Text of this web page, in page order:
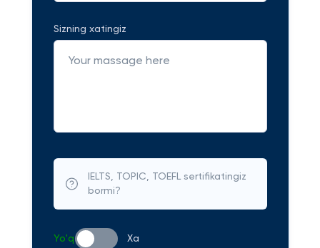
Sizning xatingiz
IELTS, TOPIC, TOEFL sertifikatingiz
bormi?
Yo'q Xa